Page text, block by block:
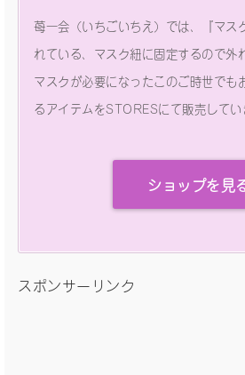
苺一会（いちごいちえ）では、『マス
れている、マスク紐に固定するので外
マスクが必要になったこのご時世でも
るアイテムをSTORESにて販売してい
ショップを見
スポンサーリンク